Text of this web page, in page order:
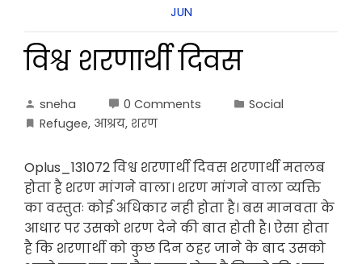
JUN
विश्व शरणार्थी दिवस
sneha 0 Comments
Social
Refugee, आश्रय, शरण
Oplus_131072 विश्व शरणार्थी दिवस शरणार्थी मतलब
होता है शरण मांगने वाला। शरण मांगने वाला व्यक्ति
का वस्तुतः कोई अधिकार नही होता है। बस मानवता के
आधार पर उसको शरण देने की बात होती है। ऐसा होता
है कि शरणार्थी को कुछ दिन ठहर जाने के बाद उसको